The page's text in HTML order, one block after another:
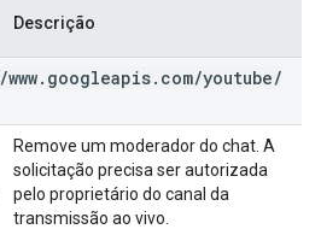
Descrição
/www. googleapis. com/youtube/
Remove um moderador do chat. A
solicitação precisa ser autorizada
pelo proprietário do canal da
transmissão ao vivo.